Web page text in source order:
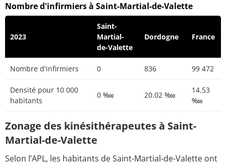
Nombre d'infirmiers à Saint-Martial-de-Valette
2023
Saint-
Martial-
de-Valette
Dordogne France
Nombre d'infirmiers 0 836 99 472
Densité pour 10 000
habitants
0 ‱ 20.02 ‱
14.53
‱
Zonage des kinésithérapeutes à Saint-
Martial-de-Valette
Selon l’APL, les habitants de Saint-Martial-de-Valette ont